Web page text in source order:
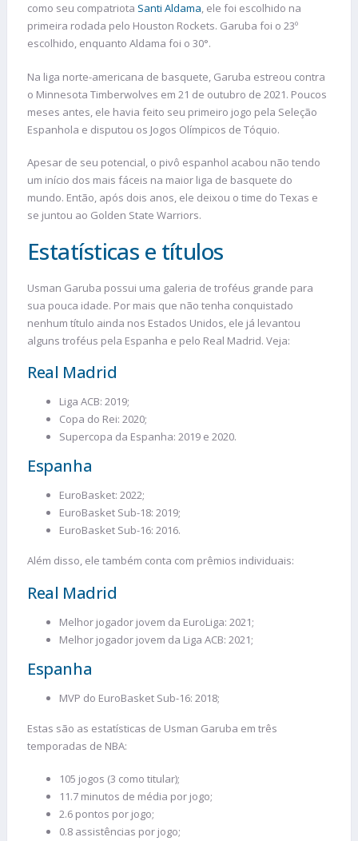
como seu compatriota Santi Aldama, ele foi escolhido na
primeira rodada pelo Houston Rockets. Garuba foi o 23º
escolhido, enquanto Aldama foi o 30°.
Na liga norte-americana de basquete, Garuba estreou contra
o Minnesota Timberwolves em 21 de outubro de 2021. Poucos
meses antes, ele havia feito seu primeiro jogo pela Seleção
Espanhola e disputou os Jogos Olímpicos de Tóquio.
Apesar de seu potencial, o pivô espanhol acabou não tendo
um início dos mais fáceis na maior liga de basquete do
mundo. Então, após dois anos, ele deixou o time do Texas e
se juntou ao Golden State Warriors.
Estatísticas e títulos
Usman Garuba possui uma galeria de troféus grande para
sua pouca idade. Por mais que não tenha conquistado
nenhum título ainda nos Estados Unidos, ele já levantou
alguns troféus pela Espanha e pelo Real Madrid. Veja:
Real Madrid
Liga ACB: 2019;
Copa do Rei: 2020;
Supercopa da Espanha: 2019 e 2020.
Espanha
EuroBasket: 2022;
EuroBasket Sub-18: 2019;
EuroBasket Sub-16: 2016.
Além disso, ele também conta com prêmios individuais:
Real Madrid
Melhor jogador jovem da EuroLiga: 2021;
Melhor jogador jovem da Liga ACB: 2021;
Espanha
MVP do EuroBasket Sub-16: 2018;
Estas são as estatísticas de Usman Garuba em três
temporadas de NBA:
105 jogos (3 como titular);
11.7 minutos de média por jogo;
2.6 pontos por jogo;
0.8 assistências por jogo;